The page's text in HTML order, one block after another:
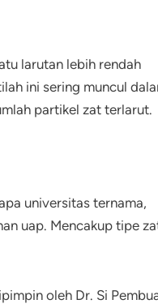
larutan lebih rendah
ini sering muncul
partikel zat terlarut.
universitas ternama,
uap. Mencakup tipe
oleh Dr. Si